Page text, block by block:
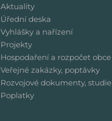
Aktuality
Úřední deska
Vyhlášky a nařízení
Projekty
Hospodaření a rozpočet obce
Veřejné zakázky, poptávky
Rozvojové dokumenty, studie
Poplatky